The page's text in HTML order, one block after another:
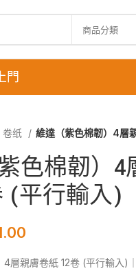
商品分類
門
卷纸 維達（紫色棉韌）4層
色棉韌）4
(平行輸入)
層親膚卷紙 12卷 (平行輸入)